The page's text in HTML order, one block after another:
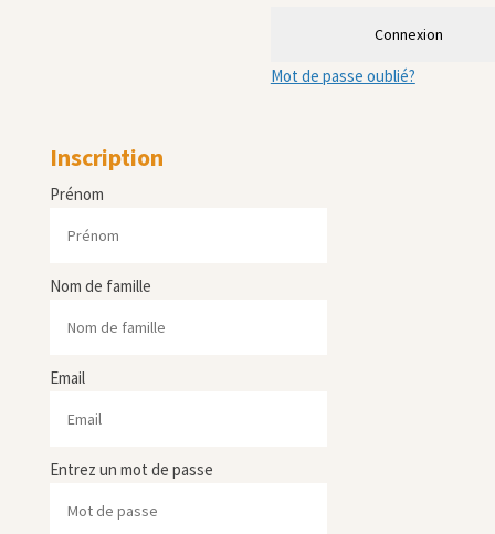
Connexion
Mot de passe oublié?
Inscription
Prénom
Nom de famille
Email
Entrez un mot de passe